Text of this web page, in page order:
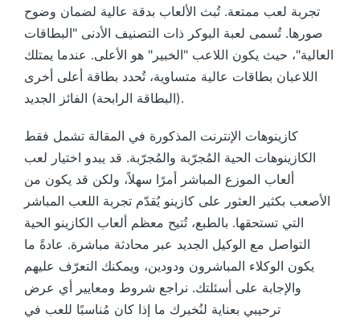
تجربة لعب ممتعة. تُبث الألعاب بدقة عالية لضمان وضوح
صورها. تُسمى لعبة البوكر ذات التصنيف الأدنى "البطاقات
العالية"، حيث يكون اللاعب "الخبير" هو الأعلى. عندما يمتلك
اللاعبان بطاقات عالية متساوية، تُحدد بطاقة أعلى أخرى
(البطاقة الرابحة) الفائز الجديد.
كازينوهات الإنترنت المذكورة في المقالة تشمل فقط
الكازينوهات الحية المُجرّبة والمُجرّبة. قد يبدو اختيار لعب
ألعاب الموزع المباشر أمرًا سهلاً، ولكن قد يكون من
الأصعب بكثير العثور على كازينو يُقدّم تجربة اللعب المباشر
التي تستحقها. بالطبع، تُتيح معظم ألعاب الكازينو الحية
التواصل مع الوكيل الجديد عبر محادثة مباشرة. عادةً ما
يكون الوكلاء المباشرون ودودين، ويمكنك التعرّف عليهم
والإجابة على أسئلتك. نراجع شروط ومعايير أي عرض
ترحيبي بعناية لنُخبرك ما إذا كان مُناسبًا للعب في